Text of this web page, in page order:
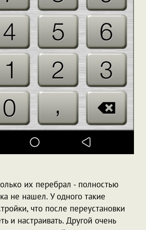
их перебрал - полностью
не нашел. У одного такие
что после переустановки
и настраивать. Другой очень